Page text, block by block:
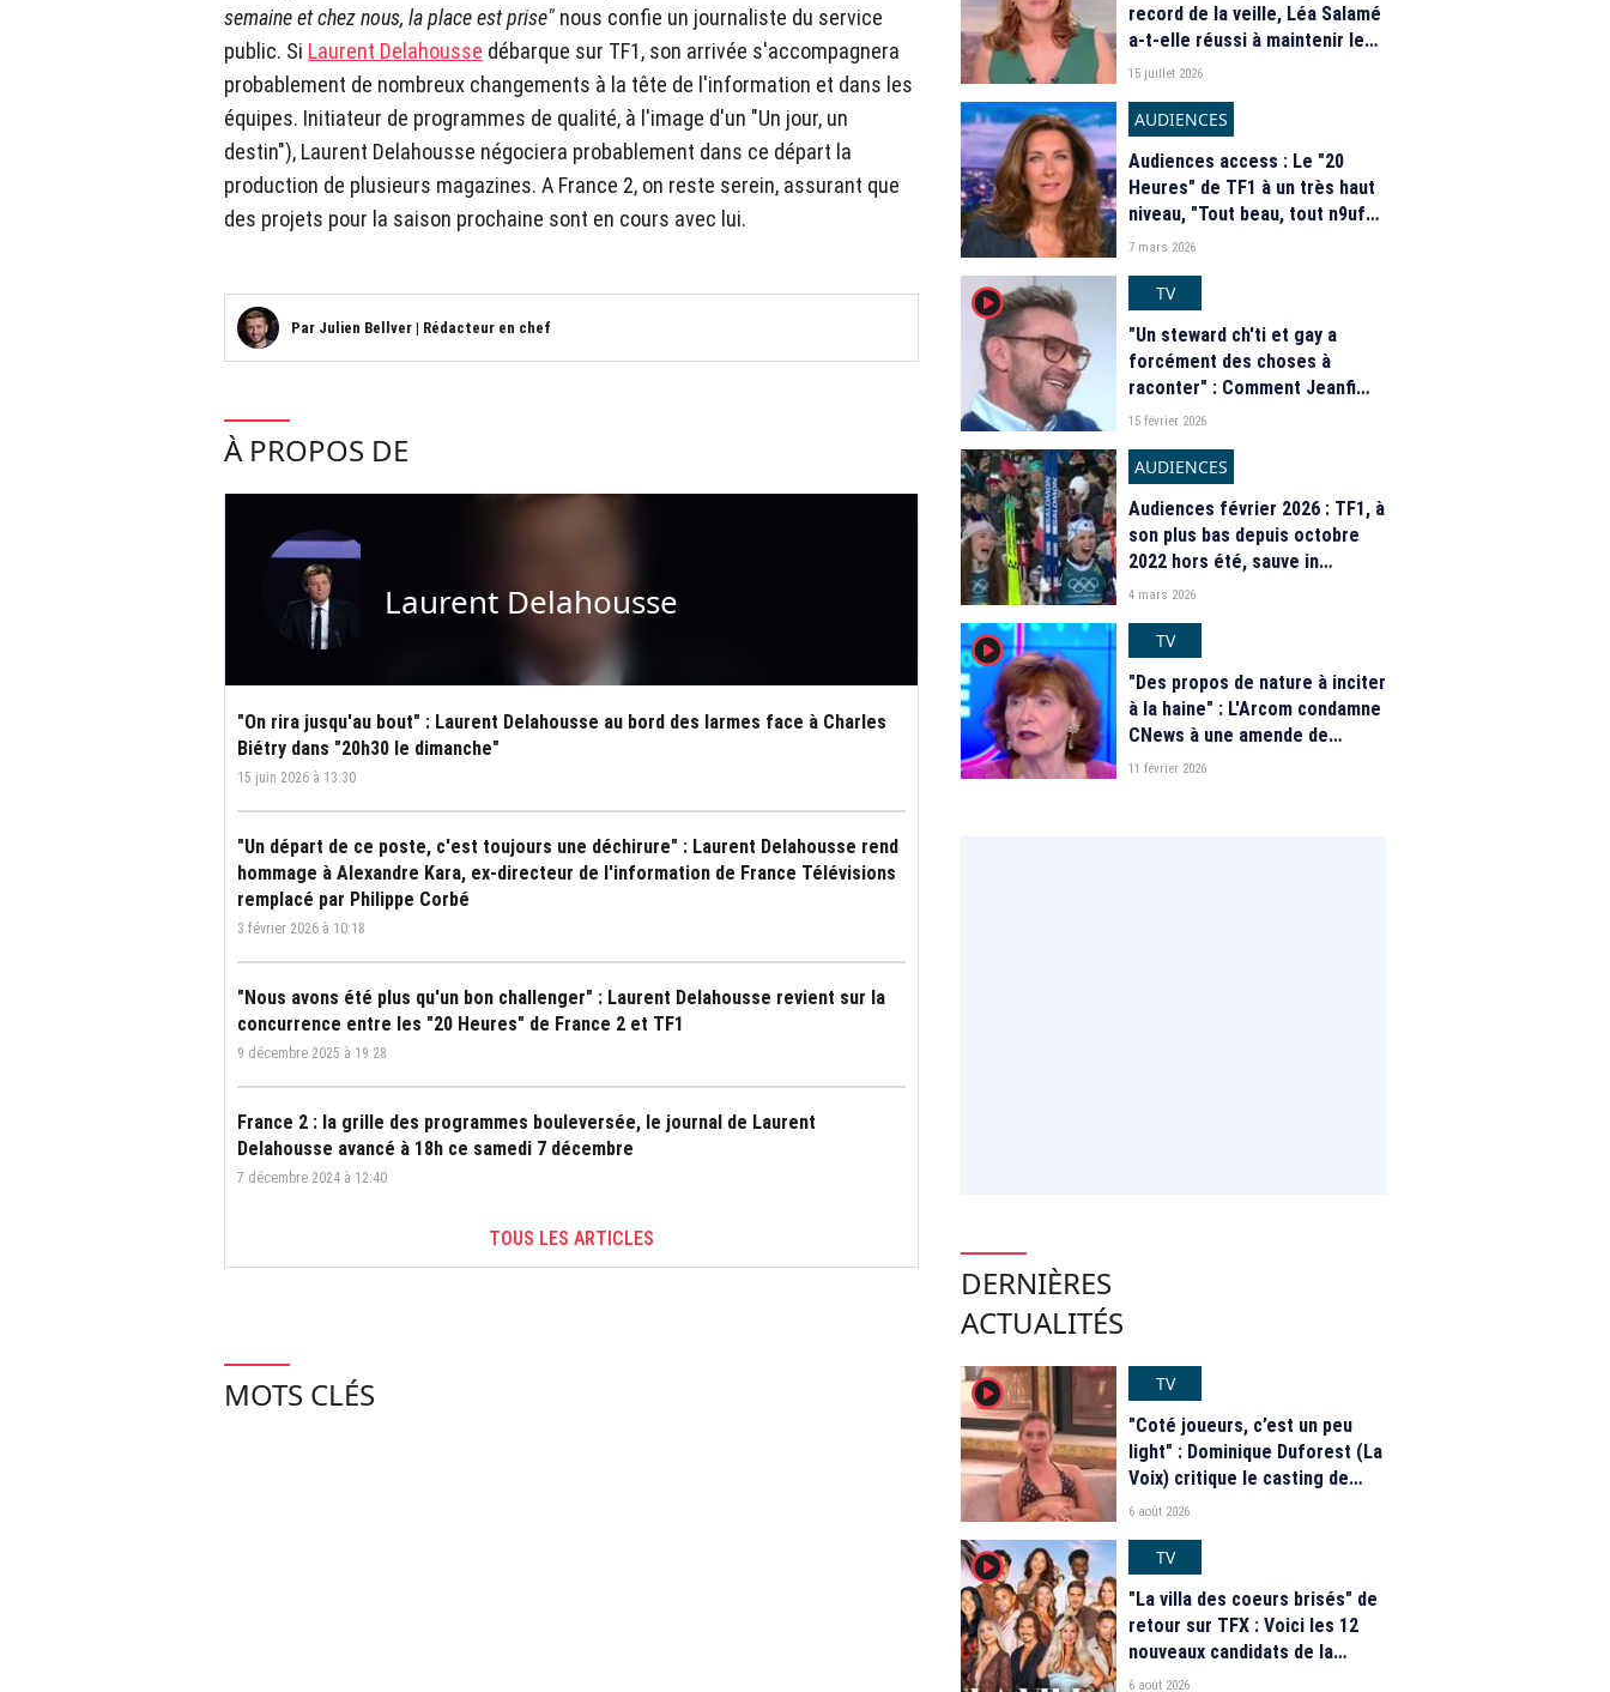
semaine et chez nous, la place est prise" nous confie un journaliste du service
public. Si Laurent Delahousse débarque sur TF1, son arrivée s'accompagnera
probablement de nombreux changements à la tête de l'information et dans les
équipes. Initiateur de programmes de qualité, à l'image d'un "Un jour, un
destin"), Laurent Delahousse négociera probablement dans ce départ la
production de plusieurs magazines. A France 2, on reste serein, assurant que
des projets pour la saison prochaine sont en cours avec lui.
Par Julien Bellver | Rédacteur en chef
À PROPOS DE
Laurent Delahousse
"On rira jusqu'au bout" : Laurent Delahousse au bord des larmes face à Charles
Biétry dans "20h30 le dimanche"
15 juin 2026 à 13:30
"Un départ de ce poste, c'est toujours une déchirure" : Laurent Delahousse rend
hommage à Alexandre Kara, ex-directeur de l'information de France Télévisions
remplacé par Philippe Corbé
3 février 2026 à 10:18
"Nous avons été plus qu'un bon challenger" : Laurent Delahousse revient sur la
concurrence entre les "20 Heures" de France 2 et TF1
9 décembre 2025 à 19:28
France 2 : la grille des programmes bouleversée, le journal de Laurent
Delahousse avancé à 18h ce samedi 7 décembre
7 décembre 2024 à 12:40
TOUS LES ARTICLES
MOTS CLÉS
record de la veille, Léa Salamé
a-t-elle réussi à maintenir le
"20 Heures" de France 2 à un
15 juillet 2026
AUDIENCES
Audiences access : Le "20
Heures" de TF1 à un très haut
niveau, "Tout beau, tout n9uf
Week-end" s'offre un record
7 mars 2026
player2
TV
"Un steward ch'ti et gay a
forcément des choses à
raconter" : Comment Jeanfi
Janssens a intégré "Les
15 février 2026
AUDIENCES
Audiences février 2026 : TF1, à
son plus bas depuis octobre
2022 hors été, sauve in
extremis sa première place
sensationnel grâce aux JO, M6
4 mars 2026
player2
TV
"Des propos de nature à inciter
à la haine" : L'Arcom condamne
CNews à une amende de
100.000 euros après deux
11 février 2026
DERNIÈRES
ACTUALITÉS
player2
TV
"Coté joueurs, c’est un peu
light" : Dominique Duforest (La
Voix) critique le casting de
"Secret Story" 2026
6 août 2026
player2
TV
"La villa des coeurs brisés" de
retour sur TFX : Voici les 12
nouveaux candidats de la
saison 2026
6 août 2026